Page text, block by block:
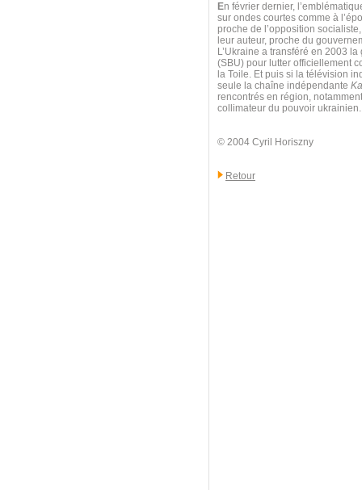
En février dernier,
sur ondes courtes comme à
proche de l’opposition
leur auteur, proche du
L’Ukraine a transféré en 2003
(SBU) pour lutter officiellement
la Toile. Et puis si la télévision
seule la chaîne indépendante
rencontrés en région,
collimateur du pouvoir ukrainien.
© 2004 Cyril Horiszny
Retour